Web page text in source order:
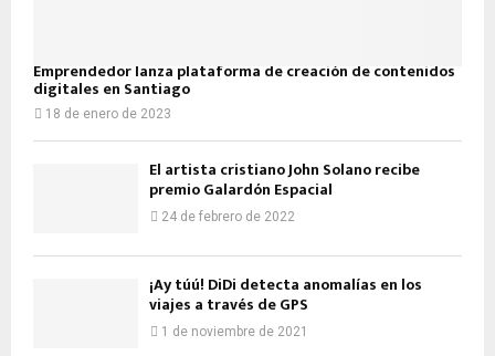
Emprendedor lanza plataforma de creación de contenidos
digitales en Santiago
18 de enero de 2023
El artista cristiano John Solano recibe
premio Galardón Espacial
24 de febrero de 2022
¡Ay túú! DiDi detecta anomalías en los
viajes a través de GPS
1 de noviembre de 2021